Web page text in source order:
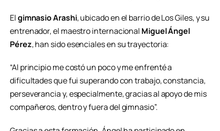
Elgimnasio Arashi, ubicado en el barrio de Los Giles, y su
entrenador, el maestro internacional Miguel Ángel
Pérez, han sido esenciales en su trayectoria:
“Al principio me costó un poco y me enfrenté a
dificultades que fui superando con trabajo, constancia,
perseverancia y, especialmente, gracias al apoyo de mis
compañeros, dentro y fuera del gimnasio”.